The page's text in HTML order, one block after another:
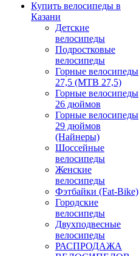
Купить велосипеды в
Казани
Детские
велосипеды
Подростковые
велосипеды
Горные велосипеды
27,5 (MTB 27,5)
Горные велосипеды
26 дюймов
Горные велосипеды
29 дюймов
(Найнеры)
Шоссейные
велосипеды
Женские
велосипеды
Фэтбайки (Fat-Bike)
Городские
велосипеды
Двухподвесные
велосипеды
РАСПРОДАЖА